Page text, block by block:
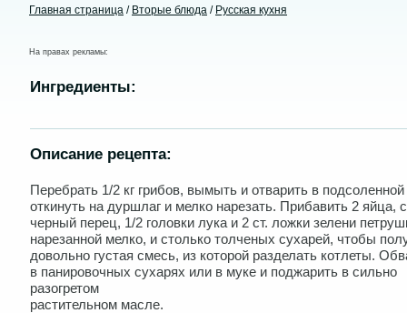
Главная страница / Вторые блюда / Русская кухня
На правах рекламы:
Ингредиенты:
Описание рецепта:
Перебрать 1/2 кг грибов, вымыть и отварить в
откинуть на дуршлаг и мелко нарезать. Прибавить 2 яйца,
черный перец, 1/2 головки лука и 2 ст. ложки зелени
нарезанной мелко, и столько толченых сухарей, чтобы
довольно густая смесь, из которой разделать котлеты.
в панировочных сухарях или в муке и поджарить в сильно
разогретом
растительном масле.